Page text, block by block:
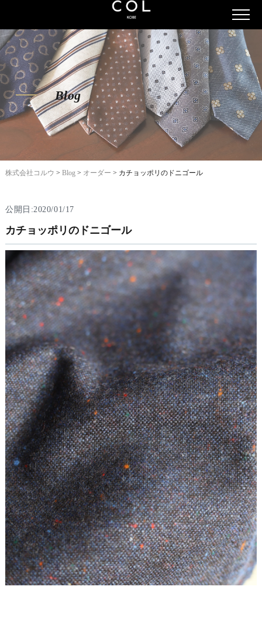
Blog
株式会社コルウ > Blog> オーダー > カチョッポリのドニゴール
公開日:2020/01/17
カチョッポリのドニゴール